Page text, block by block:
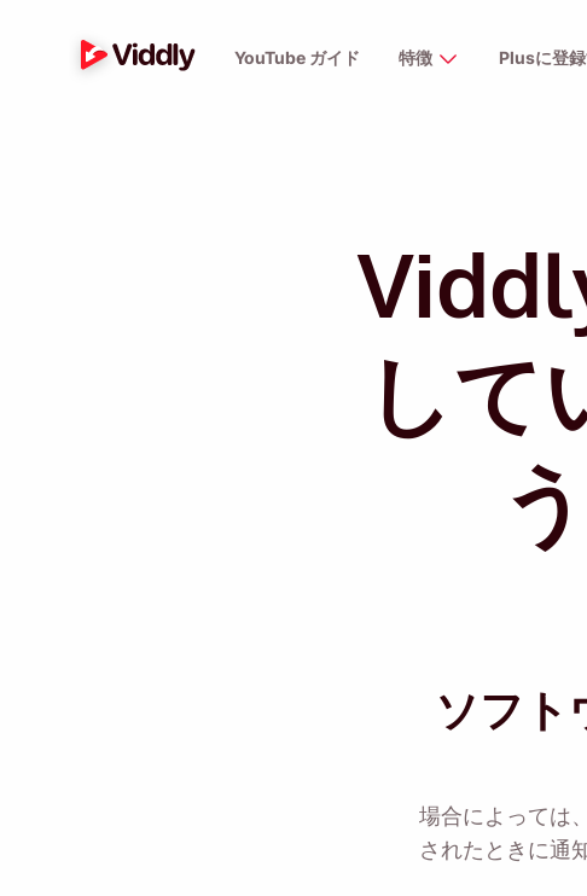
YouTube ガイド 特徴 Plusに登
して
ソフト
場合によっては
されたときに通
MacOS または